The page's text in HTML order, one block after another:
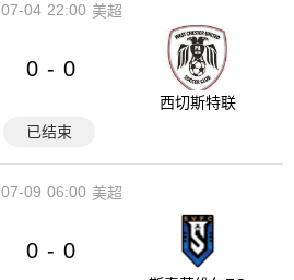
22:00
07-04 美超
0 - 0
西切斯特联
已结束
06:00
07-09 美超
0 - 0